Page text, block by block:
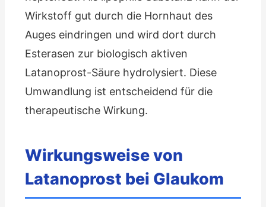
Wirkstoff gut durch die Hornhaut des
Auges eindringen und wird dort durch
Esterasen zur biologisch aktiven
Latanoprost-Säure hydrolysiert. Diese
Umwandlung ist entscheidend für die
therapeutische Wirkung.
Wirkungsweise von
Latanoprost bei Glaukom